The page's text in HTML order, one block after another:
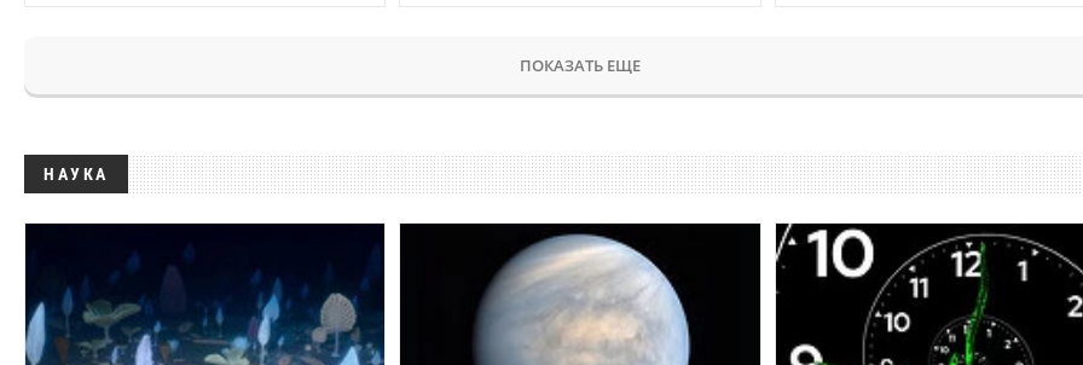
ПОКАЗАТЬ ЕЩЕ
НАУКА